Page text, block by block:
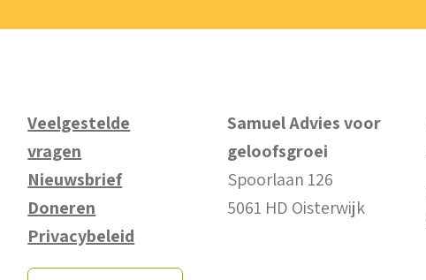
Veelgestelde
vragen
Nieuwsbrief
Doneren
Privacybeleid
Samuel Advies voor
geloofsgroei
Spoorlaan 126
5061 HD Oisterwijk